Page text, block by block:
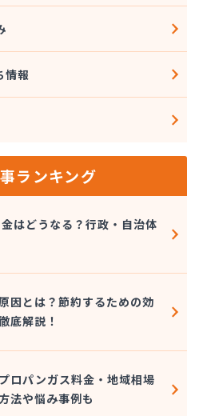
ター
業所
情報
ランキング
はどうなる？行政・自治体
因とは？節約するための効
底解説！
ロパンガス料金・地域相場
法や悩み事例も